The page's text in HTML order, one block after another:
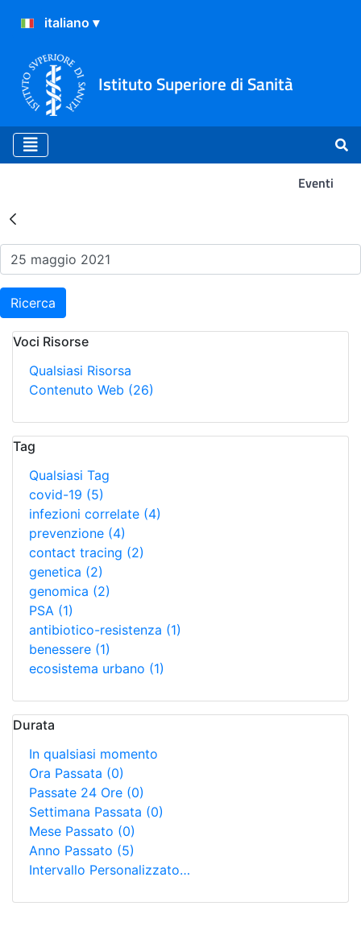
Istituto Superiore di Sanità
Eventi
Risultati della Ricerca -
Ricerca
Voci Risorse
Qualsiasi Risorsa
Contenuto Web (26)
Tag
Qualsiasi Tag
covid-19 (5)
infezioni correlate (4)
prevenzione (4)
contact tracing (2)
genetica (2)
genomica (2)
PSA (1)
antibiotico-resistenza (1)
benessere (1)
ecosistema urbano (1)
Durata
In qualsiasi momento
Ora Passata (0)
Passate 24 Ore (0)
Settimana Passata (0)
Mese Passato (0)
Anno Passato (5)
Intervallo Personalizzato…